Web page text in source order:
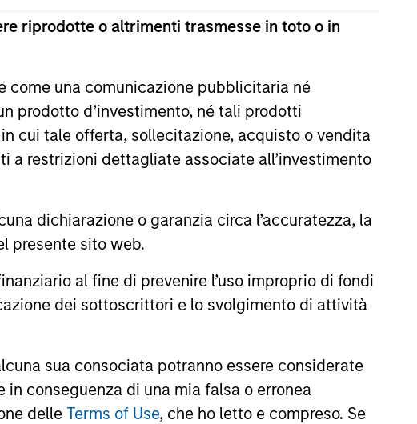
riprodotte o altrimenti trasmesse in toto o in
come una comunicazione pubblicitaria né
prodotto d’investimento, né tali prodotti
cui tale offerta, sollecitazione, acquisto o vendita
restrizioni dettagliate associate all’investimento
dichiarazione o garanzia circa l’accuratezza, la
presente sito web.
al fine di prevenire l’uso improprio di fondi
dei sottoscrittori e lo svolgimento di attività
sua consociata potranno essere considerate
conseguenza di una mia falsa o erronea
delle Terms of Use, che ho letto e compreso. Se
RELEASE
Fintech Unicorn Clip
US$100 Million
enablement platform, today
that it has secured an
round of US$100 million from
Tactical Value (“MSTV”) and from
of the largest, most experienced
D round completed in 2021.